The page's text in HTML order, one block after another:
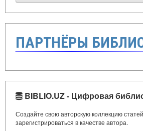
ПАРТНЁРЫ
BIBLIO.UZ - Цифровая
Создайте свою авторскую коллекцию
зарегистрироваться в качестве автора.